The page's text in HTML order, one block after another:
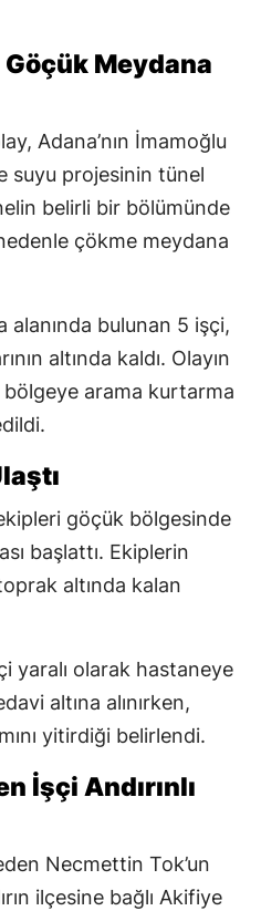
Meydana
Adana’nın İmamoğlu
suyu projesinin tünel
belirli bir bölümünde
çökme meydana
alanında bulunan 5 işçi,
altında kaldı. Olayın
arama kurtarma
göçük bölgesinde
başlattı. Ekiplerin
altında kalan
yaralı olarak hastaneye
altına alınırken,
yitirdiği belirlendi.
İşçi Andırınlı
Necmettin Tok’un
ilçesine bağlı Akifiye